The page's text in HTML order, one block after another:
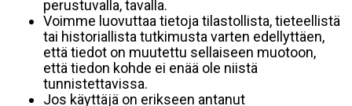
perustuvalla, tavalla.
Voimme luovuttaa tietoja tilastollista, tieteellistä
tai historiallista tutkimusta varten edellyttäen,
että tiedot on muutettu sellaiseen muotoon,
että tiedon kohde ei enää ole niistä
tunnistettavissa.
Jos käyttäjä on erikseen antanut